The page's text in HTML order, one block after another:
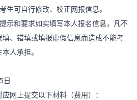
可自行修改、校正网报信息。
和要求如实填写本人报名信息，凡不
、错填或填报虚假信息而造成不能考
人承担。
上提交以下材料（费用）：